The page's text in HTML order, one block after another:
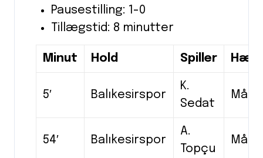
Pausestilling: 1-0
Tillægstid: 8 minutter
Minut Hold Spiller
5′ Balıkesirspor
K.
Sedat
Mål
54′ Balıkesirspor
A.
Topçu
Mål